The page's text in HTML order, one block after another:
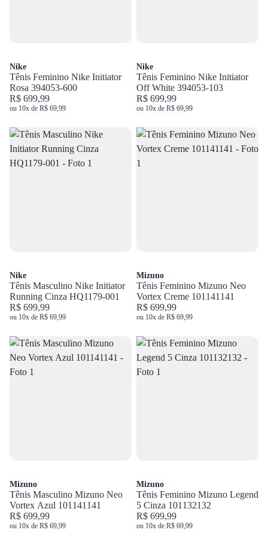
Nike
Tênis Feminino Nike Initiator
Rosa 394053-600
R$ 699,99
ou 10x de R$ 69,99
Nike
Tênis Feminino Nike Initiator
Off White 394053-103
R$ 699,99
ou 10x de R$ 69,99
Nike
Tênis Masculino Nike Initiator
Running Cinza HQ1179-001
R$ 699,99
ou 10x de R$ 69,99
Mizuno
Tênis Feminino Mizuno Neo
Vortex Creme 101141141
R$ 699,99
ou 10x de R$ 69,99
Mizuno
Tênis Masculino Mizuno Neo
Vortex Azul 101141141
R$ 699,99
ou 10x de R$ 69,99
Mizuno
Tênis Feminino Mizuno Legend
5 Cinza 101132132
R$ 699,99
ou 10x de R$ 69,99